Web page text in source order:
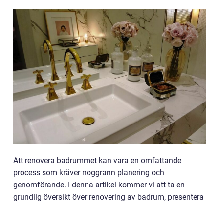
Att renovera badrummet kan vara en omfattande
process som kräver noggrann planering och
genomförande. I denna artikel kommer vi att ta en
grundlig översikt över renovering av badrum, presentera